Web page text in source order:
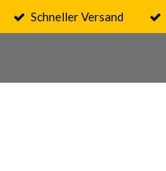
Schneller Versand